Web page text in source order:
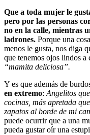
Que a toda mujer le
pero por las personas
no en la calle, mientras
ladrones. Porque una
menos le gusta, nos diga
que tenemos ojos lindos
“mamita deliciosa”.
Y es que además de
en extremo: Angelitos
cocinas, más apretada
zapatos al borde de mi
puede ocurrir que a una
pueda gustar oír una